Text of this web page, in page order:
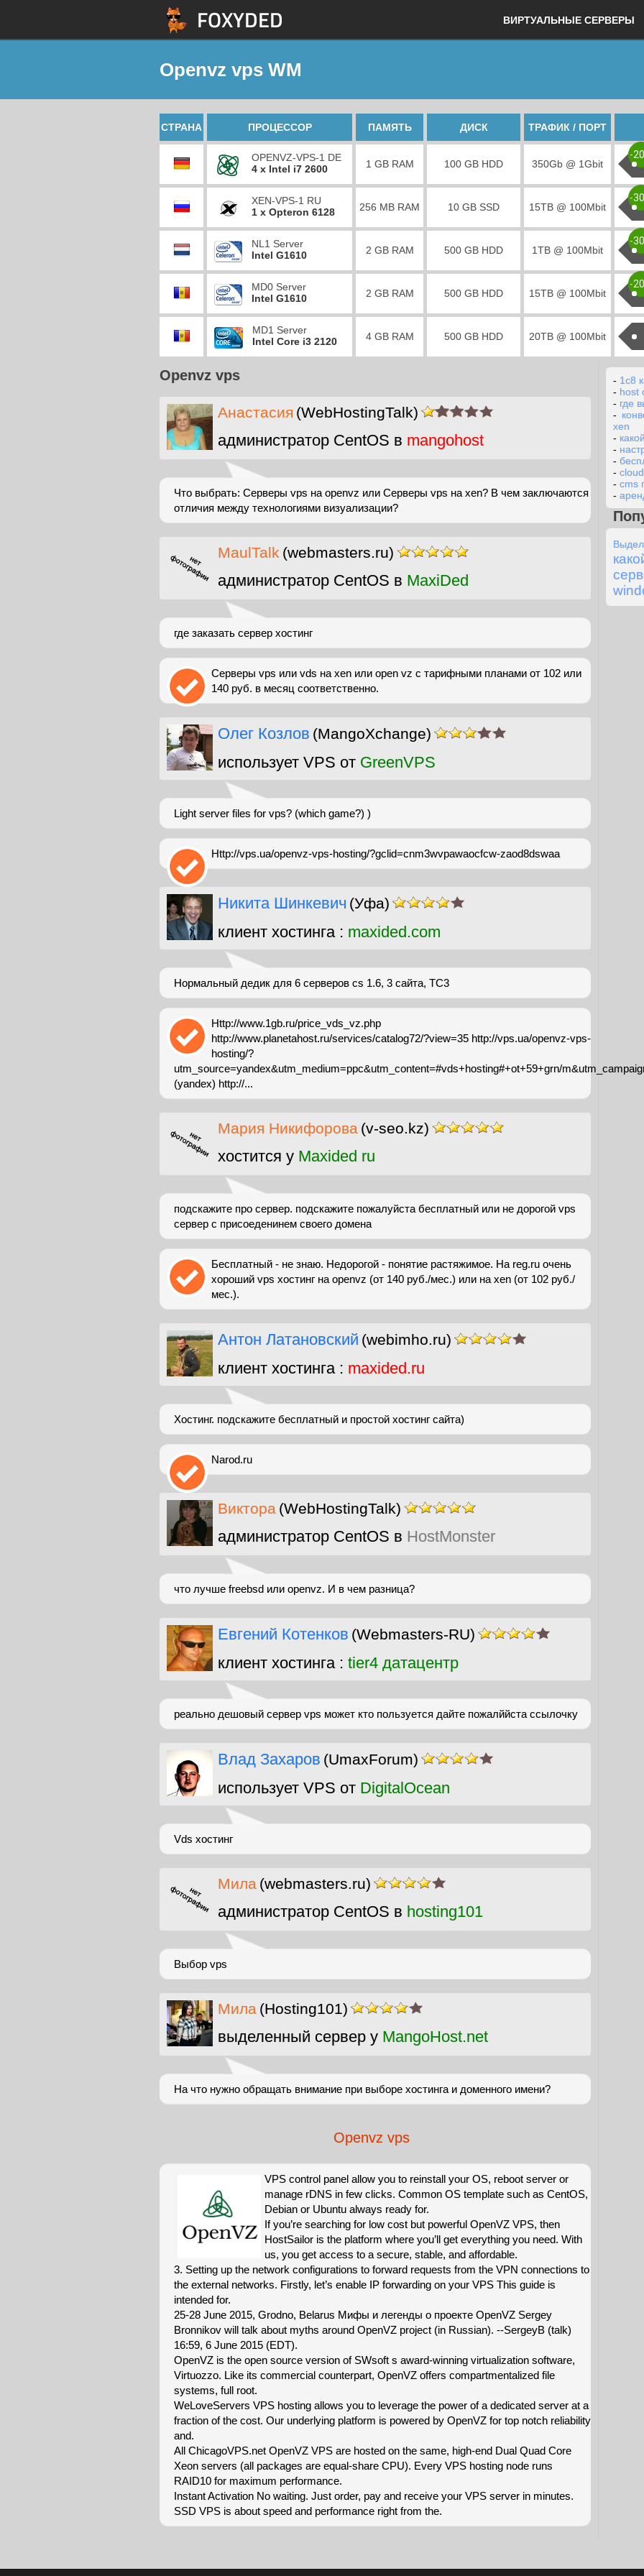
ВИРТУАЛЬНЫЕ СЕРВЕРЫ
Openvz vps WM
СТРАНА ПРОЦЕССОР ПАМЯТЬ ДИСК ТРАФИК / ПОРТ
OPENVZ-VPS-1 DE
4 x Intel i7 2600
1 GB RAM 100 GB HDD 350Gb @ 1Gbit
-
XEN-VPS-1 RU
1 x Opteron 6128
256 MB RAM 10 GB SSD 15TB @ 100Mbit
-
NL1 Server
Intel G1610
2 GB RAM 500 GB HDD 1TB @ 100Mbit
-
MD0 Server
Intel G1610
2 GB RAM 500 GB HDD 15TB @ 100Mbit
-
MD1 Server
Intel Core i3 2120
4 GB RAM 500 GB HDD 20TB @ 100Mbit
Openvz vps
Анастасия (WebHostingTalk)
администратор CentOS в mangohost
Что выбрать: Серверы vps на openvz или Серверы vps на xen? В чем заключаются
отличия между технологиями визуализации?
MaulTalk (webmasters.ru)
администратор CentOS в MaxiDed
где заказать сервер хостинг
Серверы vps или vds на xen или open vz с тарифными планами от 102 или
140 руб. в месяц соответственно.
Олег Козлов (MangoXchange)
использует VPS от GreenVPS
Light server files for vps? (which game?) )
Http://vps.ua/openvz-vps-hosting/?gclid=cnm3wvpawaocfcw-zaod8dswaa
Никита Шинкевич (Уфа)
клиент хостинга : maxided.com
Нормальный дедик для 6 серверов cs 1.6, 3 сайта, ТС3
Http://www.1gb.ru/price_vds_vz.php
http://www.planetahost.ru/services/catalog72/?view=35 http://vps.ua/openvz-vps-
hosting/?
utm_source=yandex&utm_medium=ppc&utm_content=#vds+hosting#+ot+59+grn/
(yandex) http://...
Мария Никифорова (v-seo.kz)
хостится у Maxided ru
подскажите про сервер. подскажите пожалуйста бесплатный или не дорогой vps
сервер с присоеденинем своего домена
Бесплатный - не знаю. Недорогой - понятие растяжимое. На reg.ru очень
хороший vps хостинг на openvz (от 140 руб./мес.) или на xen (от 102 руб./
мес.).
Антон Латановский (webimho.ru)
клиент хостинга : maxided.ru
Хостинг. подскажите бесплатный и простой хостинг сайта)
Narod.ru
Виктора (WebHostingTalk)
администратор CentOS в HostMonster
что лучше freebsd или openvz. И в чем разница?
Евгений Котенков (Webmasters-RU)
клиент хостинга : tier4 датацентр
реально дешовый сервер vps может кто пользуется дайте пожалййста ссылочку
Влад Захаров (UmaxForum)
использует VPS от DigitalOcean
Vds хостинг
Мила (webmasters.ru)
администратор CentOS в hosting101
Выбор vps
Мила (Hosting101)
выделенный сервер у MangoHost.net
На что нужно обращать внимание при выборе хостинга и доменного имени?
Openvz vps
VPS control panel allow you to reinstall your OS, reboot server or
manage rDNS in few clicks. Common OS template such as CentOS,
Debian or Ubuntu always ready for.
If you’re searching for low cost but powerful OpenVZ VPS, then
HostSailor is the platform where you’ll get everything you need. With
us, you get access to a secure, stable, and affordable.
3. Setting up the network configurations to forward requests from the VPN connections to
the external networks. Firstly, let’s enable IP forwarding on your VPS This guide is
intended for.
25-28 June 2015, Grodno, Belarus Мифы и легенды о проекте OpenVZ Sergey
Bronnikov will talk about myths around OpenVZ project (in Russian). --SergeyB (talk)
16:59, 6 June 2015 (EDT).
OpenVZ is the open source version of SWsoft s award-winning virtualization software,
Virtuozzo. Like its commercial counterpart, OpenVZ offers compartmentalized file
systems, full root.
WeLoveServers VPS hosting allows you to leverage the power of a dedicated server at a
fraction of the cost. Our underlying platform is powered by OpenVZ for top notch reliability
and.
All ChicagoVPS.net OpenVZ VPS are hosted on the same, high-end Dual Quad Core
Xeon servers (all packages are equal-share CPU). Every VPS hosting node runs
RAID10 for maximum performance.
Instant Activation No waiting. Just order, pay and receive your VPS server in minutes.
SSD VPS is about speed and performance right from the.
- 1c8
- host
- где
-
xen
-
-
-
-
- cms
-